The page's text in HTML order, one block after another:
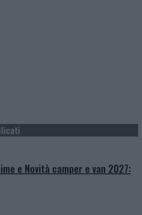
e Novità camper e van 2027: